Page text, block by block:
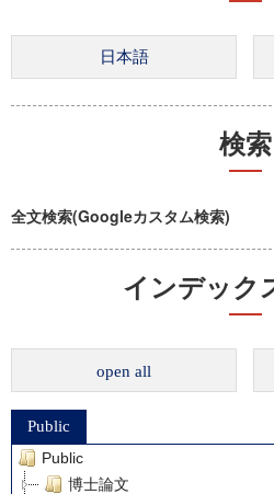
検索
全文検索(Googleカスタム検索)
インデック
open all
Public
Public
博士論文